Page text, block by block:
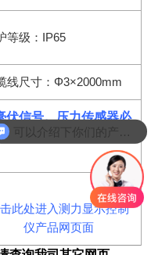
等级：IP65
线尺寸：Φ3×2000mm
伏信号。压力传感器必
者配显示控制仪表配
此处进入测力显示控制
仪产品网页面